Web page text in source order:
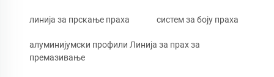
линија за прскање праха систем за боју праха
алуминијумски профили Линија за прах за
премазивање